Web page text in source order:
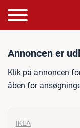
Annoncen er
Klik på annoncen
åben for
IKEA